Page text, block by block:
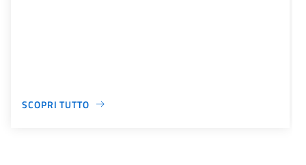
SCOPRI TUTTO